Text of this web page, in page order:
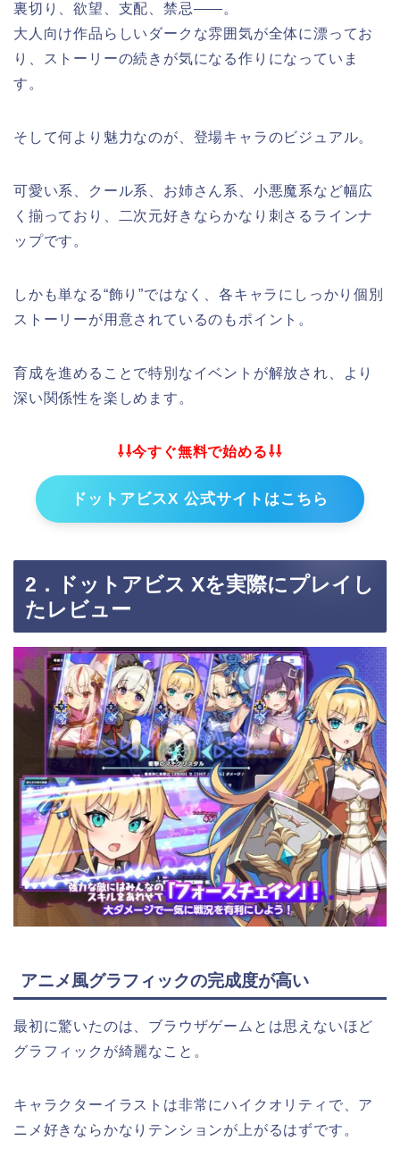
裏切り、欲望、支配、禁忌――。
大人向け作品らしいダークな雰囲気が全体に漂ってお
り、ストーリーの続きが気になる作りになっていま
す。
そして何より魅力なのが、登場キャラのビジュアル。
可愛い系、クール系、お姉さん系、小悪魔系など幅広
く揃っており、二次元好きならかなり刺さるラインナ
ップです。
しかも単なる“飾り”ではなく、各キャラにしっかり個別
ストーリーが用意されているのもポイント。
育成を進めることで特別なイベントが解放され、より
深い関係性を楽しめます。
⇩⇩今すぐ無料で始める⇩⇩
ドットアビスX 公式サイトはこちら
2．ドットアビス Xを実際にプレイし
たレビュー
アニメ風グラフィックの完成度が高い
最初に驚いたのは、ブラウザゲームとは思えないほど
グラフィックが綺麗なこと。
キャラクターイラストは非常にハイクオリティで、ア
ニメ好きならかなりテンションが上がるはずです。